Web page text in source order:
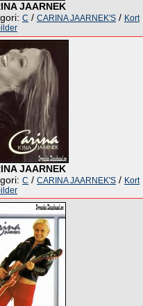
JAARNEK
C / CARINA JAARNEK'S / Kort
JAARNEK
C / CARINA JAARNEK'S / Kort